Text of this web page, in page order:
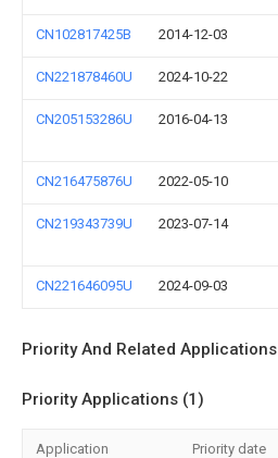
CN102817425B 2014-12-03
CN221878460U 2024-10-22
CN205153286U 2016-04-13
CN216475876U 2022-05-10
CN219343739U 2023-07-14
CN221646095U 2024-09-03
Priority And Related Applications
Priority Applications (1)
Application Priority date